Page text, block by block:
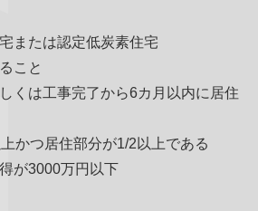
または認定低炭素住宅
こと
くは工事完了から6カ月以内に居住
かつ居住部分が1/2以上である
が3000万円以下